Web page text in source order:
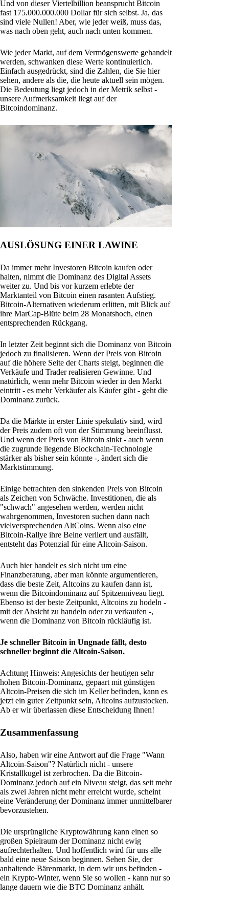
Und von dieser Viertelbillion beansprucht Bitcoin
fast 175.000.000.000 Dollar für sich selbst. Ja, das
sind viele Nullen! Aber, wie jeder weiß, muss das,
was nach oben geht, auch nach unten kommen.
Wie jeder Markt, auf dem Vermögenswerte gehandelt
werden, schwanken diese Werte kontinuierlich.
Einfach ausgedrückt, sind die Zahlen, die Sie hier
sehen, andere als die, die heute aktuell sein mögen.
Die Bedeutung liegt jedoch in der Metrik selbst -
unsere Aufmerksamkeit liegt auf der
Bitcoindominanz.
AUSLÖSUNG EINER LAWINE
Da immer mehr Investoren Bitcoin kaufen oder
halten, nimmt die Dominanz des Digital Assets
weiter zu. Und bis vor kurzem erlebte der
Marktanteil von Bitcoin einen rasanten Aufstieg.
Bitcoin-Alternativen wiederum erlitten, mit Blick auf
ihre MarCap-Blüte beim 28 Monatshoch, einen
entsprechenden Rückgang.
In letzter Zeit beginnt sich die Dominanz von Bitcoin
jedoch zu finalisieren. Wenn der Preis von Bitcoin
auf die höhere Seite der Charts steigt, beginnen die
Verkäufe und Trader realisieren Gewinne. Und
natürlich, wenn mehr Bitcoin wieder in den Markt
eintritt - es mehr Verkäufer als Käufer gibt - geht die
Dominanz zurück.
Da die Märkte in erster Linie spekulativ sind, wird
der Preis zudem oft von der Stimmung beeinflusst.
Und wenn der Preis von Bitcoin sinkt - auch wenn
die zugrunde liegende Blockchain-Technologie
stärker als bisher sein könnte -, ändert sich die
Marktstimmung.
Einige betrachten den sinkenden Preis von Bitcoin
als Zeichen von Schwäche. Investitionen, die als
"schwach" angesehen werden, werden nicht
wahrgenommen, Investoren suchen dann nach
vielversprechenden AltCoins. Wenn also eine
Bitcoin-Rallye ihre Beine verliert und ausfällt,
entsteht das Potenzial für eine Altcoin-Saison.
Auch hier handelt es sich nicht um eine
Finanzberatung, aber man könnte argumentieren,
dass die beste Zeit, Altcoins zu kaufen dann ist,
wenn die Bitcoindominanz auf Spitzenniveau liegt.
Ebenso ist der beste Zeitpunkt, Altcoins zu hodeln -
mit der Absicht zu handeln oder zu verkaufen -,
wenn die Dominanz von Bitcoin rückläufig ist.
Je schneller Bitcoin in Ungnade fällt, desto
schneller beginnt die Altcoin-Saison.
Achtung Hinweis: Angesichts der heutigen sehr
hohen Bitcoin-Dominanz, gepaart mit günstigen
Altcoin-Preisen die sich im Keller befinden, kann es
jetzt ein guter Zeitpunkt sein, Altcoins aufzustocken.
Ab er wir überlassen diese Entscheidung Ihnen!
Zusammenfassung
Also, haben wir eine Antwort auf die Frage "Wann
Altcoin-Saison"? Natürlich nicht - unsere
Kristallkugel ist zerbrochen. Da die Bitcoin-
Dominanz jedoch auf ein Niveau steigt, das seit mehr
als zwei Jahren nicht mehr erreicht wurde, scheint
eine Veränderung der Dominanz immer unmittelbarer
bevorzustehen.
Die ursprüngliche Kryptowährung kann einen so
großen Spielraum der Dominanz nicht ewig
aufrechterhalten. Und hoffentlich wird für uns alle
bald eine neue Saison beginnen. Sehen Sie, der
anhaltende Bärenmarkt, in dem wir uns befinden -
ein Krypto-Winter, wenn Sie so wollen - kann nur so
lange dauern wie die BTC Dominanz anhält.